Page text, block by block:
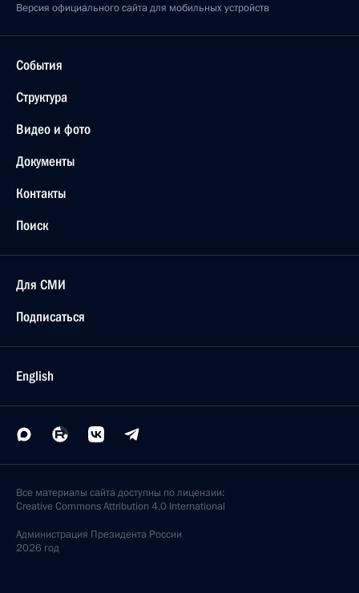
Версия официального сайта для мобильных устройств
События
Структура
Видео и фото
Документы
Контакты
Поиск
Для СМИ
Подписаться
English
Все материалы сайта доступны по лицензии:
Creative Commons Attribution 4.0 International
Администрация Президента России
2026 год